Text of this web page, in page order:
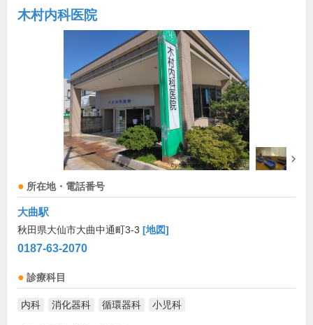
木村内科医院
所在地・電話番号
大曲駅
秋田県大仙市大曲中通町3-3 [地図]
0187-63-2070
診療科目
内科 消化器科 循環器科 小児科